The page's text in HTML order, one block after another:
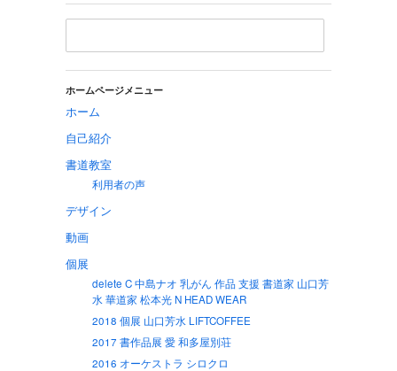
ホームページメニュー
ホーム
自己紹介
書道教室
利用者の声
デザイン
動画
個展
delete C 中島ナオ 乳がん 作品 支援 書道家 山口芳
水 華道家 松本光 N HEAD WEAR
2018 個展 山口芳水 LIFTCOFFEE
2017 書作品展 愛 和多屋別荘
2016 オーケストラ シロクロ